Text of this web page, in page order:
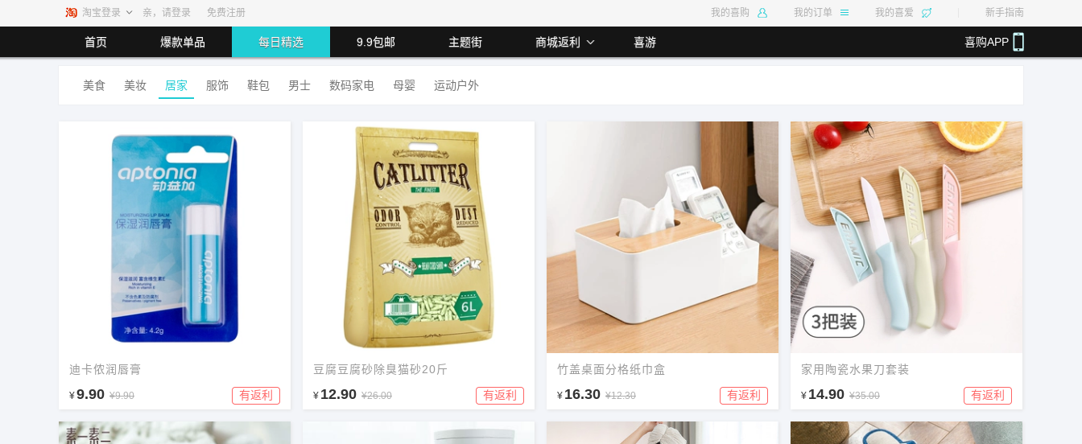
淘宝登录 亲，请登录 免费注册 我的喜购 我的订单 我的喜爱 新手指南
首页 爆款单品 每日精选 9.9包邮 主题街 商城返利 喜游 喜购APP
最高返利1.40% 最高返利1.00%
美食 美妆 居家 服饰 鞋包 男士 数码家电 母婴 运动户外
迪卡侬润唇膏
¥9.90 ¥9.90 有返利
豆腐豆腐砂除臭猫砂20斤
¥ 12.90 ¥26.00 有返利
竹盖桌面分格纸巾盒
¥ 16.30 ¥12.30 有返利
家用陶瓷水果刀套装
¥ 14.90 ¥35.00 有返利